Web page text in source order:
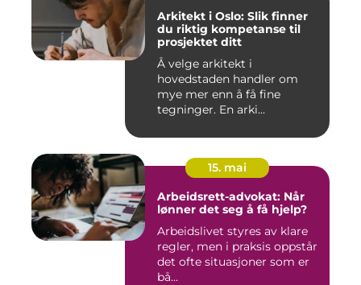
Arkitekt i Oslo: Slik finner
du riktig kompetanse til
prosjektet ditt
Å velge arkitekt i
hovedstaden handler om
mye mer enn å få fine
tegninger. En arki...
15. mai
Arbeidsrett-advokat: Når
lønner det seg å få hjelp?
Arbeidslivet styres av klare
regler, men i praksis oppstår
det ofte situasjoner som er
bå...